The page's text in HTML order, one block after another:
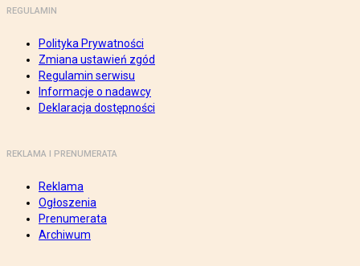
REGULAMIN
Polityka Prywatności
Zmiana ustawień zgód
Regulamin serwisu
Informacje o nadawcy
Deklaracja dostępności
REKLAMA I PRENUMERATA
Reklama
Ogłoszenia
Prenumerata
Archiwum